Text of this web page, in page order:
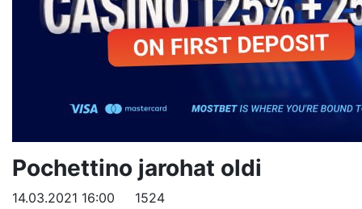
Pochettino jarohat oldi
14.03.2021 16:00 1524